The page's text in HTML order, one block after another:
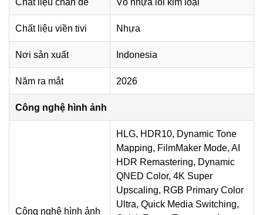
âm thanh lan tỏa tốt hơn khi xem phim, nghe nhạc hoặc
theo dõi các trận đấu thể thao.
Clear Voice Pro hỗ trợ làm rõ lời thoại, còn Auto Volume
Leveling giúp cân bằng âm lượng giữa các nội dung. Khi
kết hợp cùng loa thanh LG tương thích, WOW Orchestra có
thể đồng bộ âm thanh từ tivi và soundbar để tạo hiệu ứng
nghe bao trùm hơn.
*Hình ảnh chỉ mang tính chất minh họa
webOS 26 mang đến giao diện trực quan, dễ dùng cùng
kho ứng dụng phổ biến như YouTube, Netflix, FPT Play,
Apple TV+, VTV Go và VieON. Các tính năng AI như AI
Chất liệu viền tivi Nhựa
Nơi sản xuất Indonesia
Năm ra mắt 2026
Công nghệ hình ảnh
Công nghệ hình ảnh
HLG, HDR10, Dynamic Tone
Mapping, FilmMaker Mode, AI
HDR Remastering, Dynamic
QNED Color, 4K Super
Upscaling, RGB Primary Color
Ultra, Quick Media Switching,